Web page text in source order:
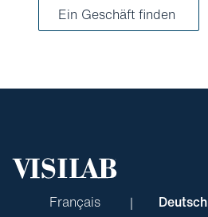
Ein Geschäft finden
Français Deutsch